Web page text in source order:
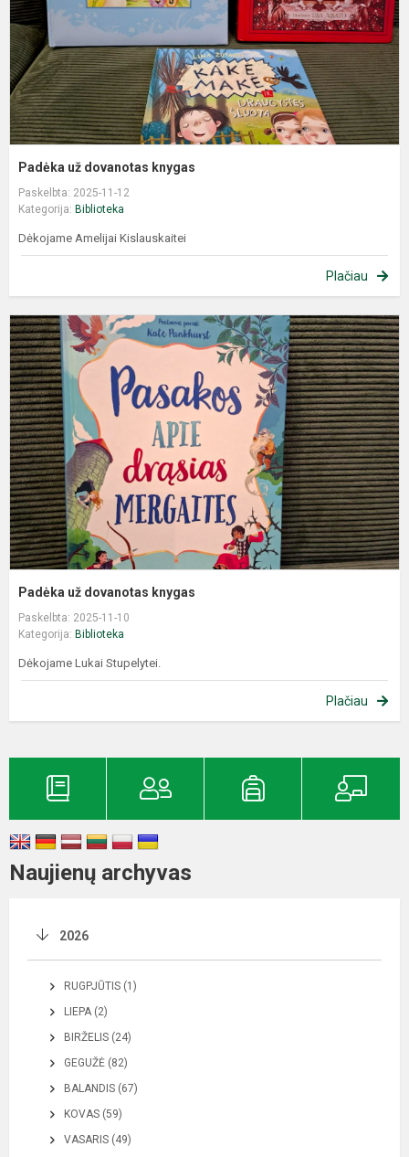
Padėka už dovanotas knygas
Paskelbta: 2025-11-12
Kategorija: Biblioteka
Dėkojame Amelijai Kislauskaitei
Plačiau
Padėka už dovanotas knygas
Paskelbta: 2025-11-10
Kategorija: Biblioteka
Dėkojame Lukai Stupelytei.
Plačiau
Naujienų archyvas
2026
RUGPJŪTIS (1)
LIEPA (2)
BIRŽELIS (24)
GEGUŽĖ (82)
BALANDIS (67)
KOVAS (59)
VASARIS (49)